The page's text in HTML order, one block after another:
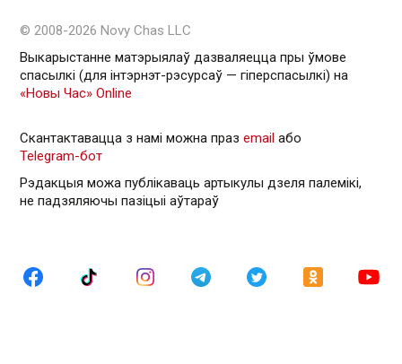
© 2008-2026 Novy Chas LLC
Выкарыстанне матэрыялаў дазваляецца пры ўмове
спасылкі (для інтэрнэт-рэсурсаў — гiперспасылкi) на
«Новы Час» Online
Скантактавацца з намі можна праз email або
Telegram-бот
Рэдакцыя можа публікаваць артыкулы дзеля палемікі,
не падзяляючы пазіцыі аўтараў